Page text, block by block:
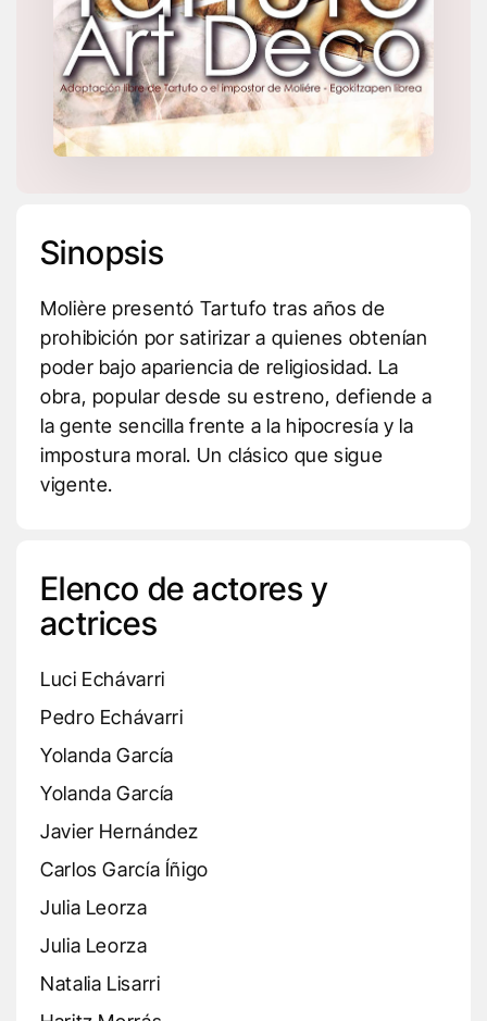
Sinopsis
Molière presentó Tartufo tras años de
prohibición por satirizar a quienes obtenían
poder bajo apariencia de religiosidad. La
obra, popular desde su estreno, defiende a
la gente sencilla frente a la hipocresía y la
impostura moral. Un clásico que sigue
vigente.
Elenco de actores y
actrices
Luci Echávarri
Pedro Echávarri
Yolanda García
Yolanda García
Javier Hernández
Carlos García Íñigo
Julia Leorza
Julia Leorza
Natalia Lisarri